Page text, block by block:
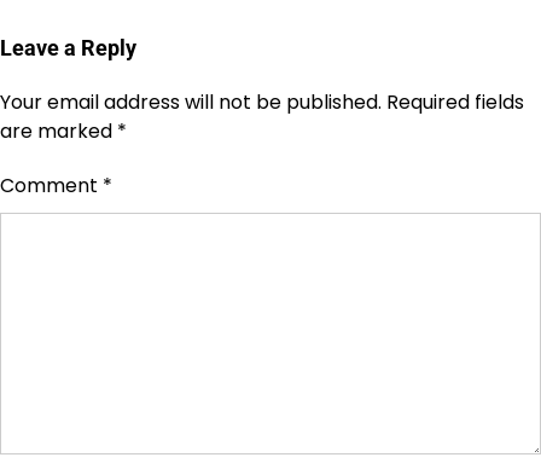
Leave a Reply
Your email address will not be published. Required fields
are marked *
Comment *